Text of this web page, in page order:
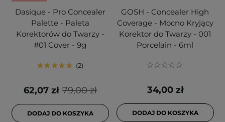
Dasique - Pro Concealer
Palette - Paleta
Korektorów do Twarzy -
#01 Cover - 9g
2
79,00 zł
62,07 zł
DODAJ DO KOSZYKA
GOSH - Concealer High
Coverage - Mocno Kryjący
Korektor do Twarzy - 001
Porcelain - 6ml
34,00 zł
DODAJ DO KOSZYKA